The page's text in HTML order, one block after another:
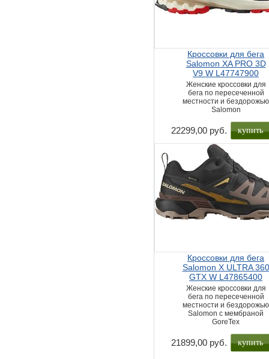
Кроссовки для бега
Salomon XA PRO 3D
V9 W L47747900
Женские кроссовки для
бега по пересеченной
местности и бездорожью
Salomon
22299,00 руб. купить
Кроссовки для бега
Salomon X ULTRA 360
GTX W L47865400
Женские кроссовки для
бега по пересеченной
местности и бездорожью
Salomon с мембраной
GoreTex
21899,00 руб. купить